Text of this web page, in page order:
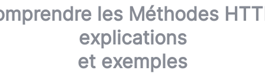
les Méthodes
explications
et exemples